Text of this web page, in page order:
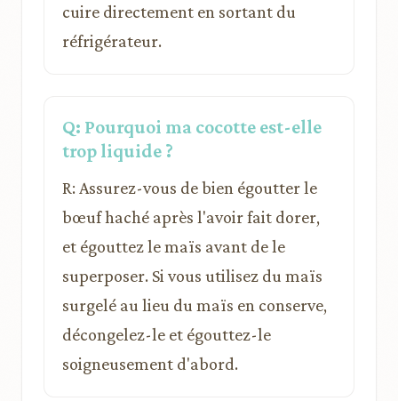
cuire directement en sortant du
réfrigérateur.
Q: Pourquoi ma cocotte est-elle
trop liquide ?
R: Assurez-vous de bien égoutter le
bœuf haché après l'avoir fait dorer,
et égouttez le maïs avant de le
superposer. Si vous utilisez du maïs
surgelé au lieu du maïs en conserve,
décongelez-le et égouttez-le
soigneusement d'abord.